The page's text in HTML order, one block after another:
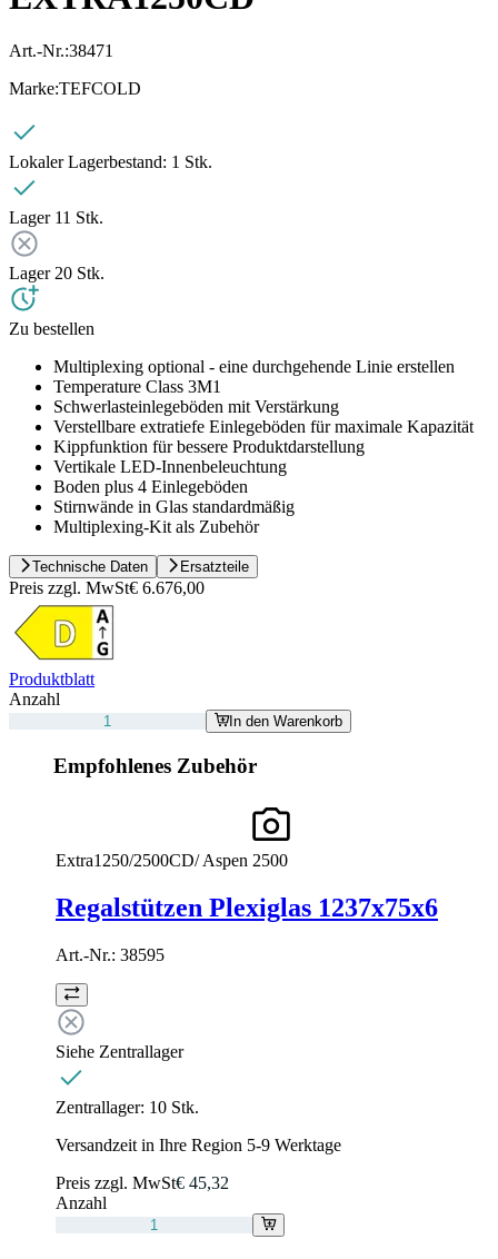
Art.-Nr.:38471
Marke:TEFCOLD
Lokaler Lagerbestand: 1 Stk.
Lager 11 Stk.
Lager 20 Stk.
Zu bestellen
Multiplexing optional - eine durchgehende Linie erstellen
Temperature Class 3M1
Schwerlasteinlegeböden mit Verstärkung
Verstellbare extratiefe Einlegeböden für maximale Kapazität
Kippfunktion für bessere Produktdarstellung
Vertikale LED-Innenbeleuchtung
Boden plus 4 Einlegeböden
Stirnwände in Glas standardmäßig
Multiplexing-Kit als Zubehör
Technische Daten Ersatzteile
Preis zzgl. MwSt€ 6.676,00
Produktblatt
Anzahl
In den Warenkorb
Empfohlenes Zubehör
Extra1250/2500CD/ Aspen 2500
Regalstützen Plexiglas 1237x75x6
Art.-Nr.: 38595
Siehe Zentrallager
Zentrallager: 10 Stk.
Versandzeit in Ihre Region 5-9 Werktage
Preis zzgl. MwSt€ 45,32
Anzahl